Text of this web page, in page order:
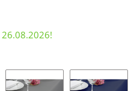
26.08.2026!